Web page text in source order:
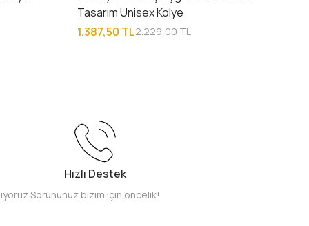
Tasarım Unisex Kolye
1.387,50 TL2.229,00 TL
Hızlı Destek
Sorununuz bizim için öncelik!